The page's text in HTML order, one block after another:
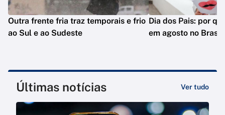
Outra frente fria traz temporais e frio
ao Sul e ao Sudeste
Dia dos Pais: por
em agosto no
Últimas notícias Ver tudo